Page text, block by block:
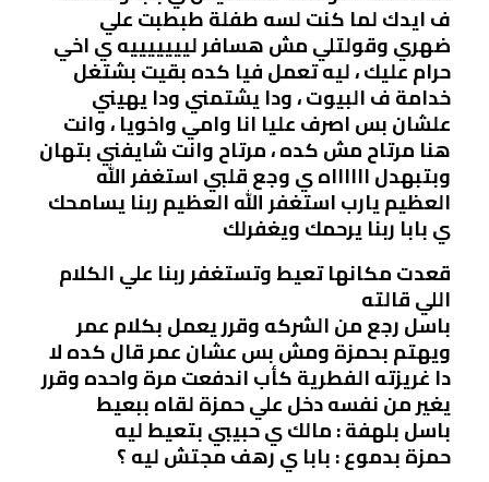
ف ايدك لما كنت لسه طفلة طبطبت علي
ضهري وقولتلي مش هسافر ليييييييه ي اخي
حرام عليك ، ليه تعمل فيا كده بقيت بشتغل
خدامة ف البيوت ، ودا يشتمني ودا يهيني
علشان بس اصرف عليا انا وامي واخويا ، وانت
هنا مرتاح مش كده ، مرتاح وانت شايفني بتهان
وبتبهدل ااااااه ي وجع قلبي استغفر الله
العظيم يارب استغفر الله العظيم ربنا يسامحك
ي بابا ربنا يرحمك ويغفرلك
قعدت مكانها تعيط وتستغفر ربنا علي الكلام
اللي قالته
باسل رجع من الشركه وقرر يعمل بكلام عمر
ويهتم بحمزة ومش بس عشان عمر قال كده لا
دا غريزته الفطرية كأب اندفعت مرة واحده وقرر
يغير من نفسه دخل علي حمزة لقاه ببعيط
باسل بلهفة : مالك ي حبيبي بتعيط ليه
حمزة بدموع : بابا ي رهف مجتش ليه ؟